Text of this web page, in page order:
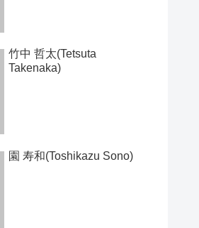
竹中 哲太(Tetsuta
Takenaka)
園 寿和(Toshikazu Sono)